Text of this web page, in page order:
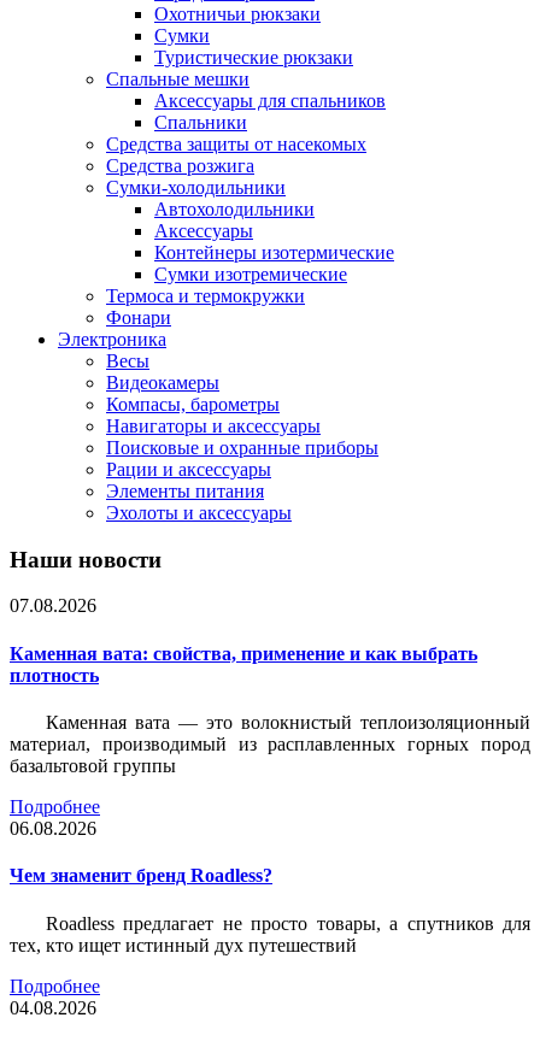
Охотничьи рюкзаки
Сумки
Туристические рюкзаки
Спальные мешки
Аксессуары для спальников
Спальники
Средства защиты от насекомых
Средства розжига
Сумки-холодильники
Автохолодильники
Аксессуары
Контейнеры изотермические
Сумки изотремические
Термоса и термокружки
Фонари
Электроника
Весы
Видеокамеры
Компасы, барометры
Навигаторы и аксессуары
Поисковые и охранные приборы
Рации и аксессуары
Элементы питания
Эхолоты и аксессуары
Наши новости
07.08.2026
Каменная вата: свойства, применение и как выбрать
плотность
Каменная вата — это волокнистый теплоизоляционный
материал, производимый из расплавленных горных пород
базальтовой группы
Подробнее
06.08.2026
Чем знаменит бренд Roadless?
Roadless предлагает не просто товары, а спутников для
тех, кто ищет истинный дух путешествий
Подробнее
04.08.2026